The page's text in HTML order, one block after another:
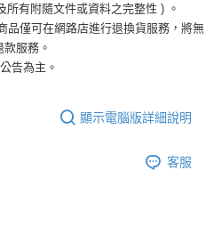
有附隨文件或資料之完整性 ) 。
僅可在網路店進行退換貨服務，將無
服務。
告為主。
顯示電腦版詳細說明
客服